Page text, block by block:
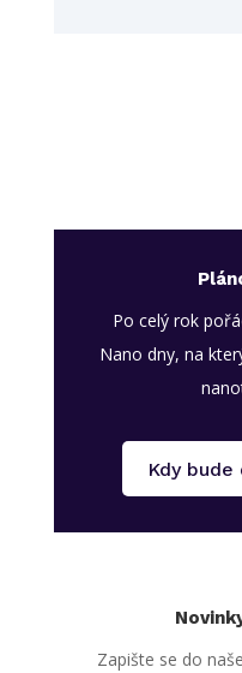
Po celý rok
Nano dny, na
Kdy bude
Zapište se do